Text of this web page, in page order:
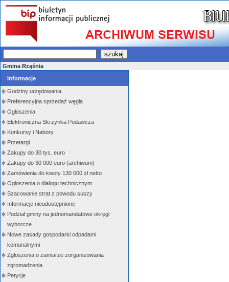
Gmina Rząśnia
Informacje
Godziny urzędowania
Preferencyjna sprzedaż węgla
Ogłoszenia
Elektroniczna Skrzynka Podawcza
Konkursy i Nabory
Przetargi
Zakupy do 30 tys. euro
Zakupy do 30 000 euro (archiwum)
Zamówienia do kwoty 130 000 zł netto
Ogłoszenia o dialogu technicznym
Szacowanie strat z powodu suszy
Informacje nieudostępnione
Podział gminy na jednomandatowe okręgi
wyborcze
Nowe zasady gospodarki odpadami
komunalnymi
Zgłoszenia o zamiarze zorganizowania
zgromadzenia
Petycje